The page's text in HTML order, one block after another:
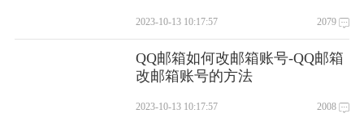
2023-10-13 10:17:57 2079
QQ邮箱如何改邮箱账号-QQ邮箱
改邮箱账号的方法
2023-10-13 10:17:57 2008